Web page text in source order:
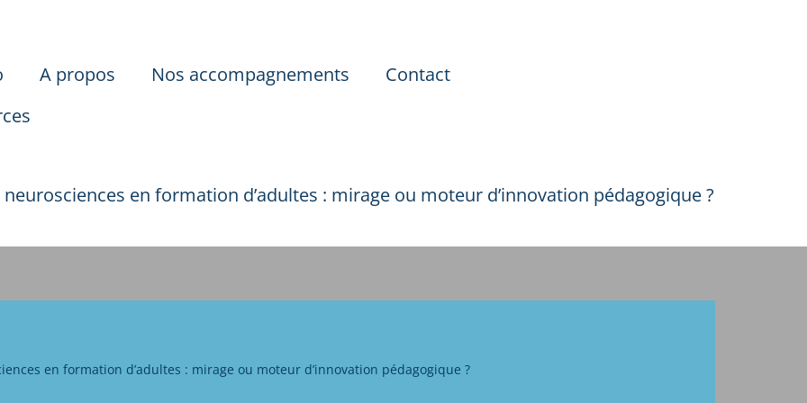
A propos Nos accompagnements
Contact
neurosciences en formation d’adultes : mirage ou moteur d’innovation pédagogique ?
en formation d’adultes : mirage ou moteur d’innovation pédagogique ?